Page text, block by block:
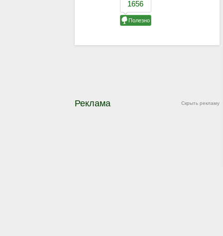
Скрыть рекламу
Реклама